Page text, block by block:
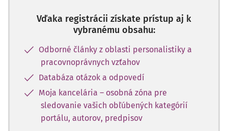
Vďaka registrácii získate prístup aj k
vybranému obsahu:
Odborné články z oblasti personalistiky a
pracovnoprávnych vzťahov
Databáza otázok a odpovedí
Moja kancelária – osobná zóna pre
sledovanie vašich obľúbených kategórií
portálu, autorov, predpisov